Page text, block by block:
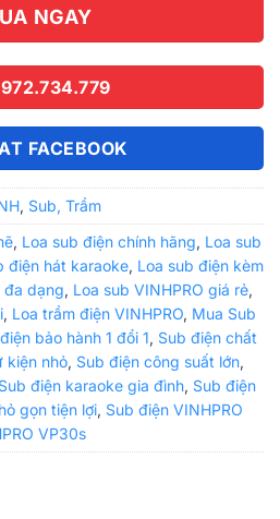
NGAY
FACEBOOK
, Sub, Trầm
, Loa sub điện chính hãng, Loa sub
điện hát karaoke, Loa sub điện kèm
đa dạng, Loa sub VINHPRO giá rẻ,
, Loa trầm điện VINHPRO, Mua Sub
bảo hành 1 đổi 1, Sub điện chất
kiện nhỏ, Sub điện công suất lớn,
Sub điện karaoke gia đình, Sub điện
gọn tiện lợi, Sub điện VINHPRO
VP30s